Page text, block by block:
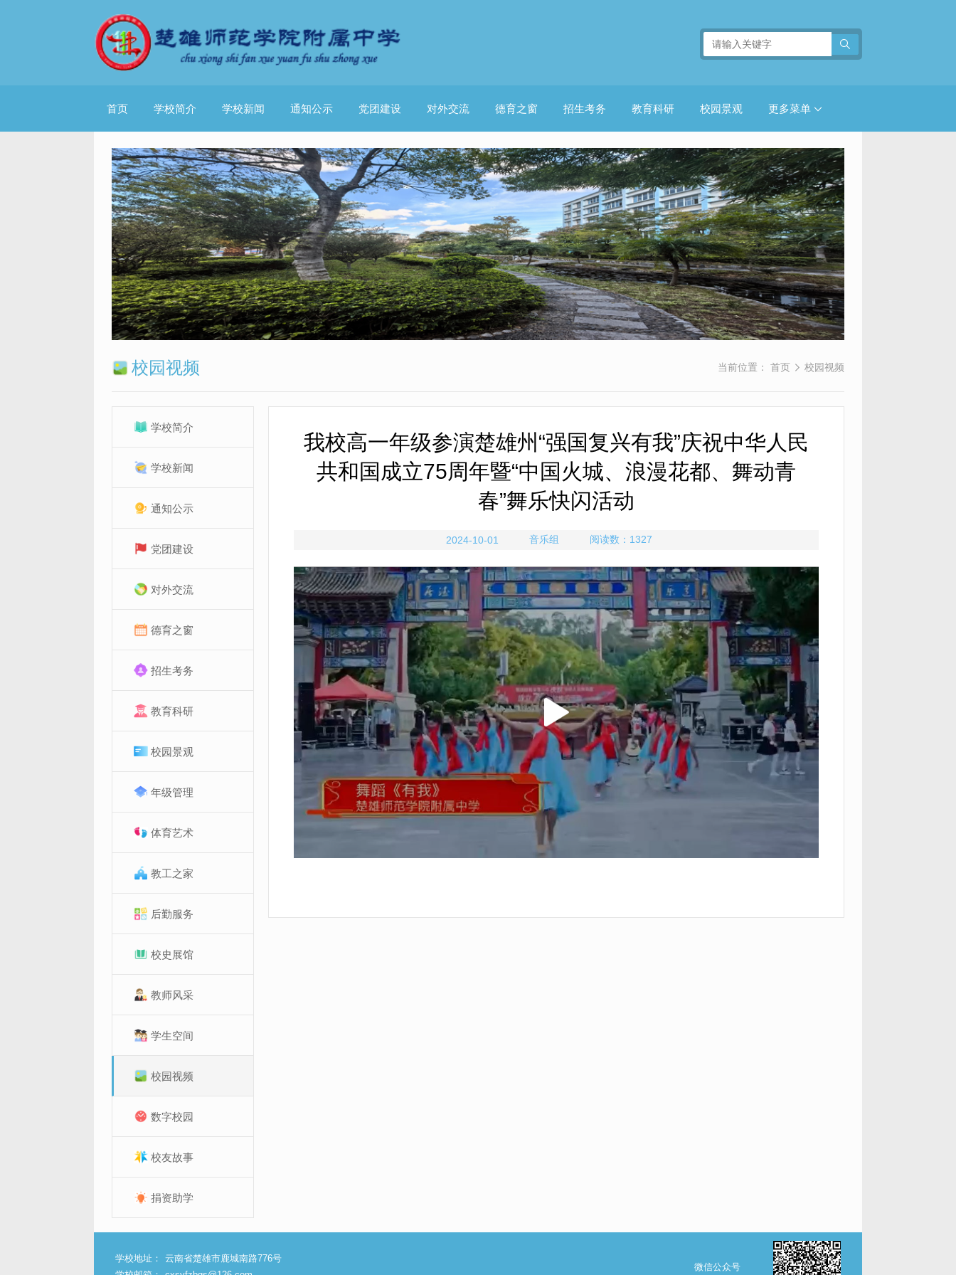
首页 学校简介 学校新闻 通知公示 党团建设 对外交流 德育之窗 招生考务 教育科研 校园景观 更多菜单
校园视频 当前位置： 首页 校园视频
学校简介
学校新闻
通知公示
党团建设
对外交流
德育之窗
招生考务
教育科研
校园景观
年级管理
体育艺术
教工之家
后勤服务
校史展馆
教师风采
学生空间
校园视频
数字校园
校友故事
捐资助学
我校高一年级参演楚雄州“强国复兴有我”庆祝中华人民
共和国成立75周年暨“中国火城、浪漫花都、舞动青
春”舞乐快闪活动
2024-10-01 音乐组 阅读数： 1327
学校地址：
云南省楚雄市鹿城南路776号
微信公众号